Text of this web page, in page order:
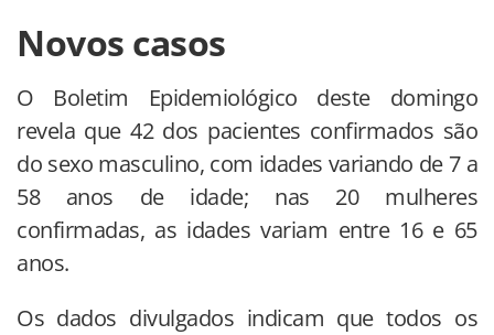
Novos casos
O Boletim Epidemiológico deste domingo
revela que 42 dos pacientes confirmados são
do sexo masculino, com idades variando de 7 a
58 anos de idade; nas 20 mulheres
confirmadas, as idades variam entre 16 e 65
anos.
Os dados divulgados indicam que todos os